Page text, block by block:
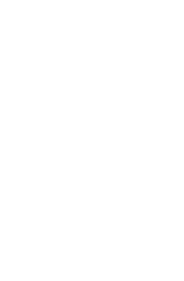
«Dos sedes
Y hay razones para
una de las más
ampliar la
maneras. Todavía
otros a nivel técnico.
generando
da por hecho que una
propietarias de la